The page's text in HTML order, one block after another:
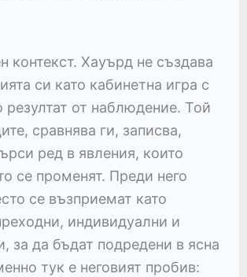
контекст. Хауърд не създава
си като кабинетна игра с
резултат от наблюдение. Той
сравнява ги, записва,
ред в явления, които
се променят. Преди него
се възприемат като
индивидуални и
за да бъдат подредени в ясна
тук е неговият пробив: